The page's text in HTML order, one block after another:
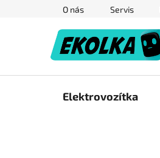
O nás Servis
Elektrovozítka